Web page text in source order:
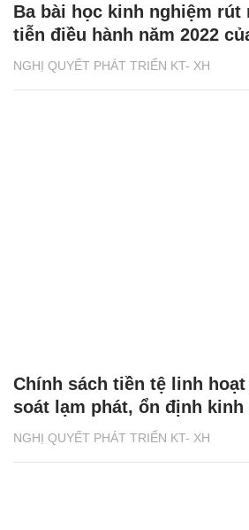
NGHỊ QUYẾT PHÁT TRIỂN KT- XH
Ba bài học kinh nghiệm
tiễn điều hành năm 2022
NGHỊ QUYẾT PHÁT TRIỂN KT- XH
Chính sách tiền tệ linh
soát lạm phát, ổn định